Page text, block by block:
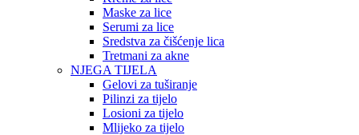
Maske za lice
Serumi za lice
Sredstva za čišćenje lica
Tretmani za akne
NJEGA TIJELA
Gelovi za tuširanje
Pilinzi za tijelo
Losioni za tijelo
Mlijeko za tijelo